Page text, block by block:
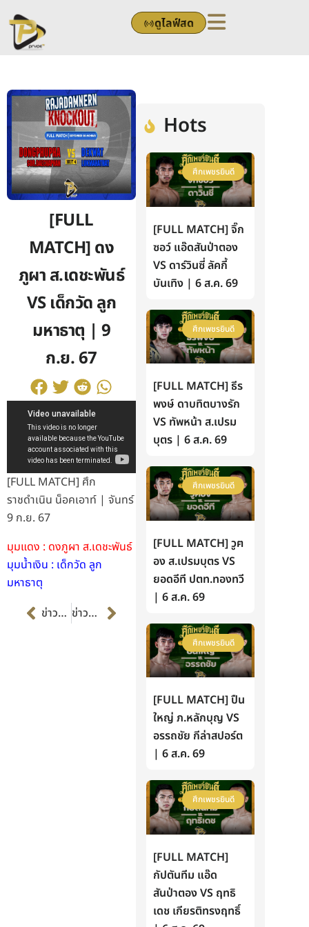
to
content
ดูไลฟ์สด
[FULL
MATCH] ดง
ภูผา ส.เดชะพันธ์
VS เด็กวัด ลูก
มหาธาตุ | 9
ก.ย. 67
[FULL MATCH] ศึก
ราชดำเนิน น็อคเอาท์ | จันทร์
9 ก.ย. 67
มุมแดง : ดงภูผา ส.เดชะพันธ์
มุมน้ำเงิน : เด็กวัด ลูก
มหาธาตุ
Prevข่าวก่อนหน้า ข่าวต่อไป Next
Hots
ศึกเพชรยินดี
[FULL MATCH] จิ๊ก
ซอว์ แอ๊ดสันป่าตอง
VS ดาร์วินซี่ ลัคกี้
บันเทิง | 6 ส.ค. 69
ศึกเพชรยินดี
[FULL MATCH] ธีร
พงษ์ ดาบทิตบางรัก
VS ทัพหน้า ส.เปรม
บุตร | 6 ส.ค. 69
ศึกเพชรยินดี
[FULL MATCH] วูฅ
อง ส.เปรมบุตร VS
ยอดอีที ปตท.ทองทวี
| 6 ส.ค. 69
ศึกเพชรยินดี
[FULL MATCH] ปืน
ใหญ่ ภ.หลักบุญ VS
อรรถชัย กีล่าสปอร์ต
| 6 ส.ค. 69
ศึกเพชรยินดี
[FULL MATCH]
กัปตันทีม แอ๊ด
สันป่าตอง VS ฤทธิ
เดช เกียรติทรงฤทธิ์